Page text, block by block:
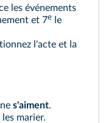
les événements
et 7e le
l'acte et la
s'aiment.
marier.